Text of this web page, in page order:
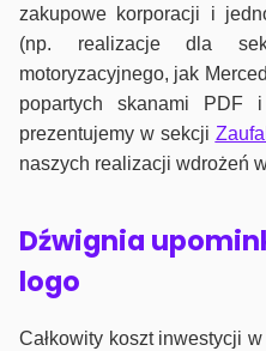
zakupowe korporacji i
(np. realizacje dla
motoryzacyjnego, jak
popartych skanami PDF
prezentujemy w sekcji
naszych realizacji wdrożeń
Dźwignia
logo
Całkowity koszt inwestycji